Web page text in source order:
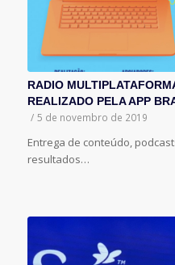
RADIO
REALIZADO PELA APP
/ 5 de novembro de 2019
Entrega de conteúdo,
resultados…